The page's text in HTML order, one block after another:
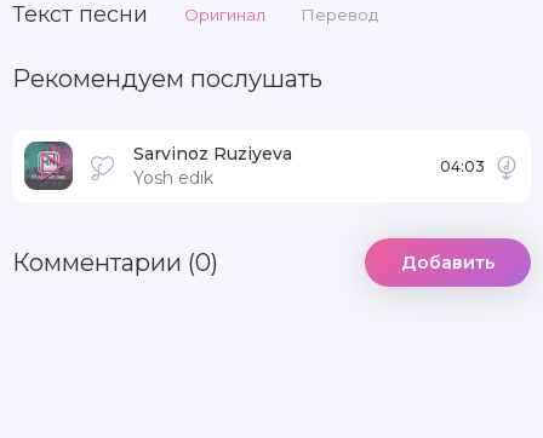
Текст песни Оригинал Перевод
Рекомендуем послушать
Sarvinoz Ruziyeva
Yosh edik
04:03
Комментарии (0) Добавить